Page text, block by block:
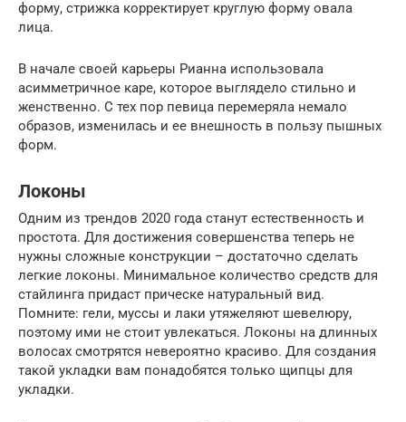
форму, стрижка корректирует круглую форму овала
лица.
В начале своей карьеры Рианна использовала
асимметричное каре, которое выглядело стильно и
женственно. С тех пор певица перемеряла немало
образов, изменилась и ее внешность в пользу пышных
форм.
Локоны
Одним из трендов 2020 года станут естественность и
простота. Для достижения совершенства теперь не
нужны сложные конструкции – достаточно сделать
легкие локоны. Минимальное количество средств для
стайлинга придаст прическе натуральный вид.
Помните: гели, муссы и лаки утяжеляют шевелюру,
поэтому ими не стоит увлекаться. Локоны на длинных
волосах смотрятся невероятно красиво. Для создания
такой укладки вам понадобятся только щипцы для
укладки.